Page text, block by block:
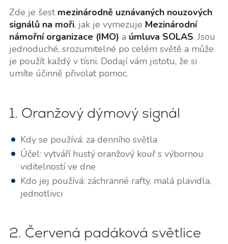
Zde je šest mezinárodně uznávaných nouzových
signálů na moři, jak je vymezuje Mezinárodní
námořní organizace (IMO) a úmluva SOLAS. Jsou
jednoduché, srozumitelné po celém světě a může
je použít každý v tísni. Dodají vám jistotu, že si
umíte účinně přivolat pomoc.
1. Oranžový dýmový signál
Kdy se používá: za denního světla
Účel: vytváří hustý oranžový kouř s výbornou
viditelností ve dne
Kdo jej používá: záchranné rafty, malá plavidla,
jednotlivci
2. Červená padáková světlice